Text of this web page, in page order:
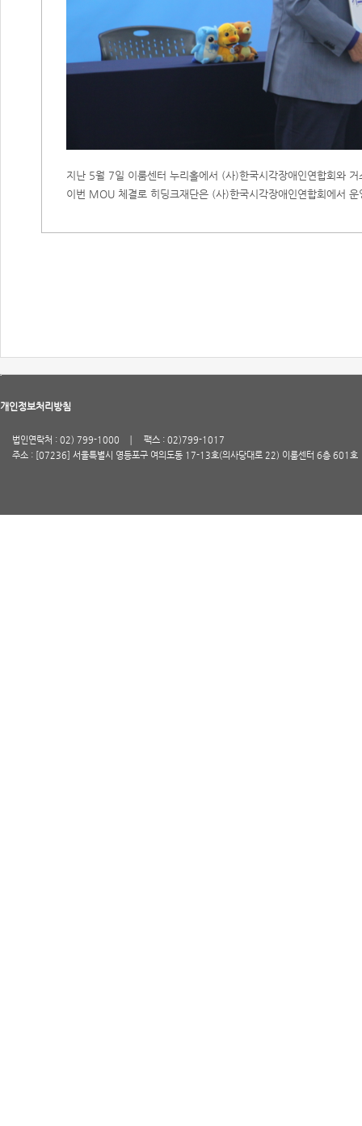
지난 5월 7일 이룸센터 누리홀에서 (사)한국시각장애인연합회와
이번 MOU 체결로 히딩크재단은 (사)한국시각장애인연합회에서
개인정보처리방침
법인연락처 : 02) 799-1000
팩스 : 02)799-1017
주소 : [07236] 서울특별시 영등포구 여의도동 17-13호(의사당대로 22) 이룸센터 6층 601호